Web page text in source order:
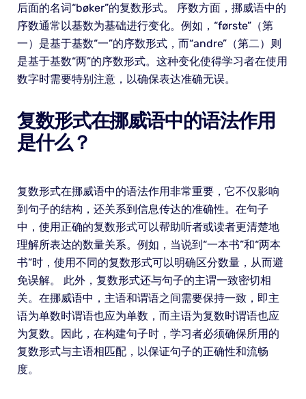
后面的名词“bøker”的复数形式。 序数方面，挪威语中的
序数通常以基数为基础进行变化。例如，“første”（第
一）是基于基数“一”的序数形式，而“andre”（第二）则
是基于基数“两”的序数形式。这种变化使得学习者在使用
数字时需要特别注意，以确保表达准确无误。
复数形式在挪威语中的语法作用
是什么？
复数形式在挪威语中的语法作用非常重要，它不仅影响
到句子的结构，还关系到信息传达的准确性。在句子
中，使用正确的复数形式可以帮助听者或读者更清楚地
理解所表达的数量关系。例如，当说到“一本书”和“两本
书”时，使用不同的复数形式可以明确区分数量，从而避
免误解。 此外，复数形式还与句子的主谓一致密切相
关。在挪威语中，主语和谓语之间需要保持一致，即主
语为单数时谓语也应为单数，而主语为复数时谓语也应
为复数。因此，在构建句子时，学习者必须确保所用的
复数形式与主语相匹配，以保证句子的正确性和流畅
度。